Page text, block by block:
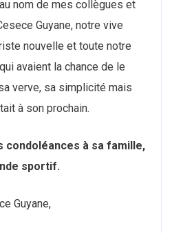
nom de mes collègues et
Guyane, notre vive
nouvelle et toute notre
avaient la chance de le
verve, sa simplicité mais
à son prochain.
condoléances à sa famille,
sportif.
Guyane,